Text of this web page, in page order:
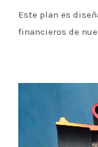
Este plan es
financieros de